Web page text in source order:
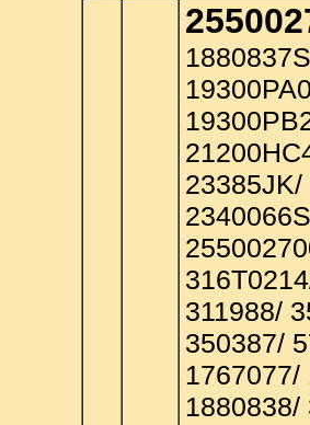
311988/
350387/
1767077/
1880838/